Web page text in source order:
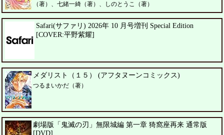
（著）、七緒一綺（著）、しのとうこ（著）
Safari(サファリ) 2026年 10 月号増刊 Special Edition
[COVER:平野紫耀]
メダリスト（１５） (アフタヌーンコミックス)
つるまいかだ（著）
劇場版「鬼滅の刃」無限城編 第一章 猗窩座再来 通常版
[DVD]